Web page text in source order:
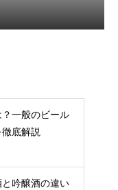
一般のビール
徹底解説
吟醸酒の違い